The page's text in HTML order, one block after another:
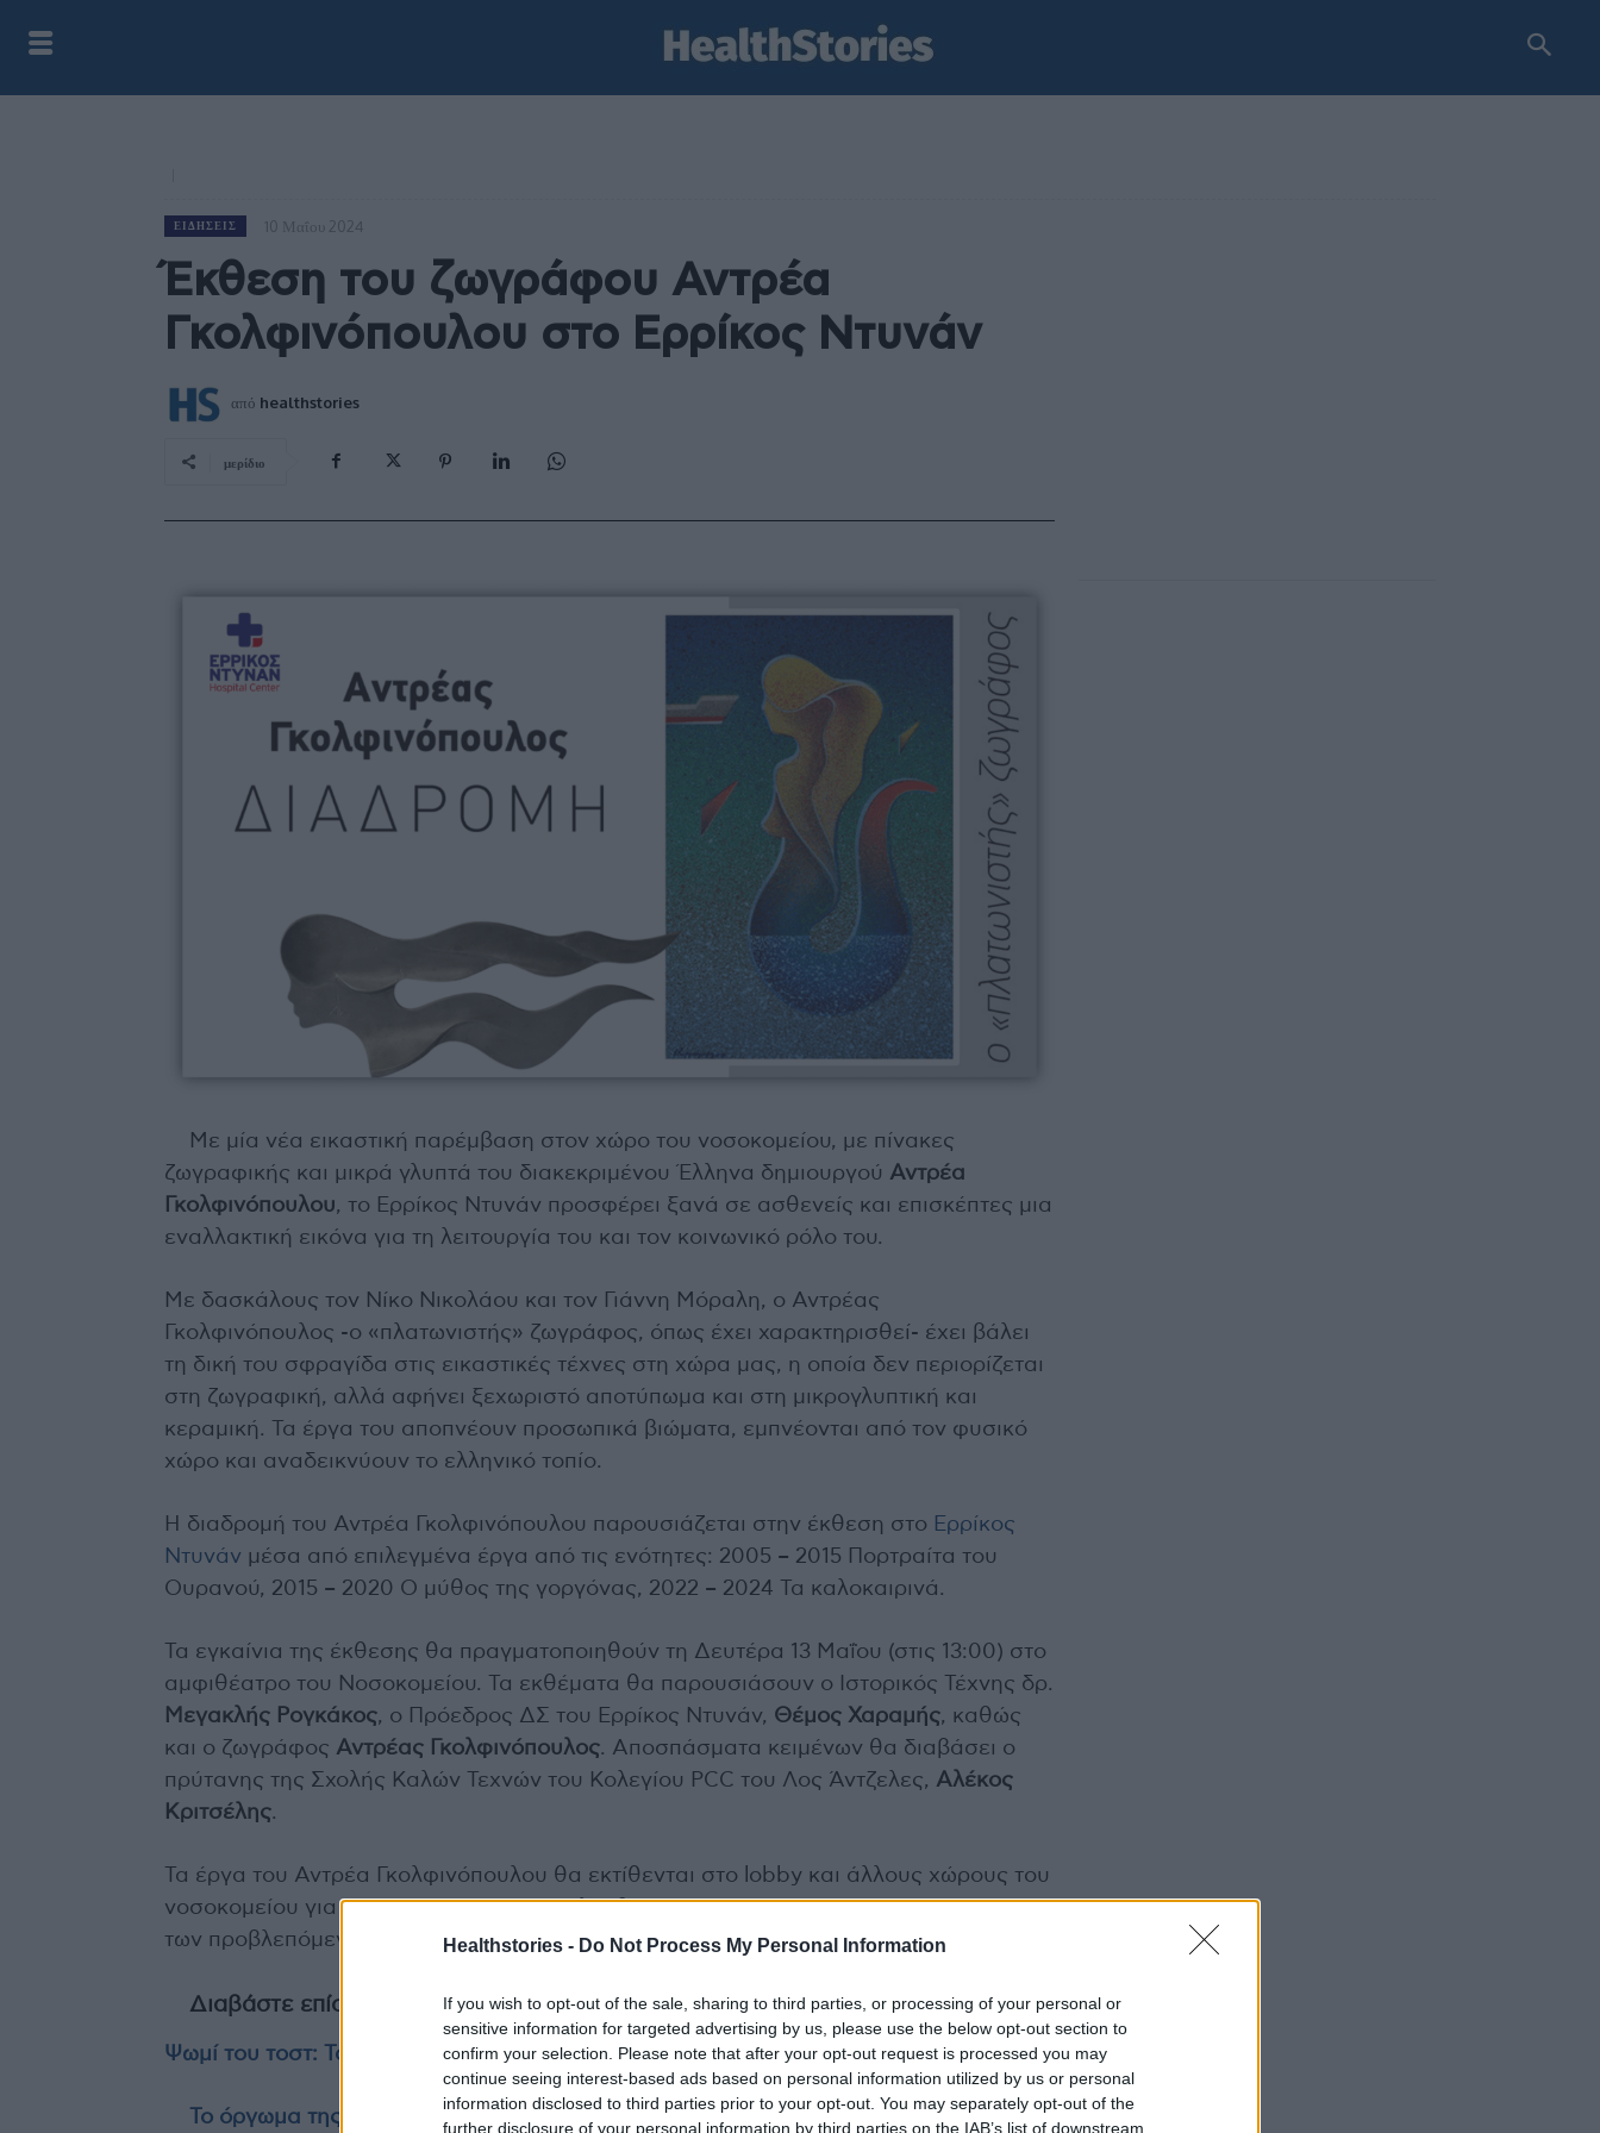
Healthstories - Do Not Process My Personal Information
If you wish to opt-out of the sale, sharing to third parties, or processing of your personal or
sensitive information for targeted advertising by us, please use the below opt-out section to
confirm your selection. Please note that after your opt-out request is processed you may
continue seeing interest-based ads based on personal information utilized by us or personal
information disclosed to third parties prior to your opt-out. You may separately opt-out of the
further disclosure of your personal information by third parties on the IAB’s list of downstream
ΕΙΔΉΣΕΙΣ 10 Μαΐου 2024
Έκθεση του ζωγράφου Αντρέα
Γκολφινόπουλου στο Ερρίκος Ντυνάν
από healthstories
μερίδιο
Με μία νέα εικαστική παρέμβαση στον χώρο του νοσοκομείου, με πίνακες
ζωγραφικής και μικρά γλυπτά του διακεκριμένου Έλληνα δημιουργού Αντρέα
Γκολφινόπουλου, το Ερρίκος Ντυνάν προσφέρει ξανά σε ασθενείς και επισκέπτες μια
εναλλακτική εικόνα για τη λειτουργία του και τον κοινωνικό ρόλο του.
Με δασκάλους τον Νίκο Νικολάου και τον Γιάννη Μόραλη, ο Αντρέας
Γκολφινόπουλος -ο «πλατωνιστής» ζωγράφος, όπως έχει χαρακτηρισθεί- έχει βάλει
τη δική του σφραγίδα στις εικαστικές τέχνες στη χώρα μας, η οποία δεν περιορίζεται
στη ζωγραφική, αλλά αφήνει ξεχωριστό αποτύπωμα και στη μικρογλυπτική και
κεραμική. Τα έργα του αποπνέουν προσωπικά βιώματα, εμπνέονται από τον φυσικό
χώρο και αναδεικνύουν το ελληνικό τοπίο.
Η διαδρομή του Αντρέα Γκολφινόπουλου παρουσιάζεται στην έκθεση στο Ερρίκος
Ντυνάν μέσα από επιλεγμένα έργα από τις ενότητες: 2005 – 2015 Πορτραίτα του
Ουρανού, 2015 – 2020 Ο μύθος της γοργόνας, 2022 – 2024 Τα καλοκαιρινά.
Τα εγκαίνια της έκθεσης θα πραγματοποιηθούν τη Δευτέρα 13 Μαΐου (στις 13:00) στο
αμφιθέατρο του Νοσοκομείου. Τα εκθέματα θα παρουσιάσουν ο Ιστορικός Τέχνης δρ.
Μεγακλής Ρογκάκος, ο Πρόεδρος ΔΣ του Ερρίκος Ντυνάν, Θέμος Χαραμής, καθώς
και ο ζωγράφος Αντρέας Γκολφινόπουλος. Αποσπάσματα κειμένων θα διαβάσει ο
πρύτανης της Σχολής Καλών Τεχνών του Κολεγίου PCC του Λος Άντζελες, Αλέκος
Κριτσέλης.
Τα έργα του Αντρέα Γκολφινόπουλου θα εκτίθενται στο lobby και άλλους χώρους του
νοσοκομείου για τον επόμενο μήνα με ελεύθερη επίσκεψη για το κοινό και τήρηση
των προβλεπόμενων μέτρων ασφαλείας.
Διαβάστε επίσης
Ψωμί του τοστ: Τα κριτήρια επιλογής για το αγαπημένο σνακ μικρών και μεγάλων
Το όργωμα της επαρχίας από τον Άδωνι, οι απειλές στα διαγνωστικά και οι γκρίνιες